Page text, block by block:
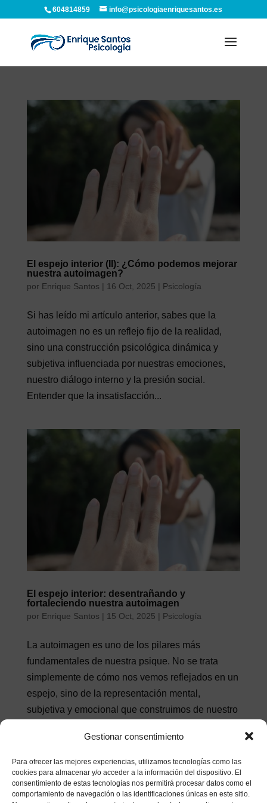
Gestionar consentimiento
Para ofrecer las mejores experiencias, utilizamos tecnologías como las
cookies para almacenar y/o acceder a la información del dispositivo. El
consentimiento de estas tecnologías nos permitirá procesar datos como el
comportamiento de navegación o las identificaciones únicas en este sitio.
604814859 info@psicologiaenriquesantos.es
El espejo interior (II): ¿Cómo podemos mejorar
nuestra autoimagen?
por Enrique Santos | 16 Oct, 2025 | Psicología
Si has leído mi artículo anterior, sabes que la
autoimagen no es un reflejo fijo de la realidad,
sino una construcción psicológica dinámica y
subjetiva influenciada por nuestras emociones,
nuestro diálogo interno y la presión social.
Entender que la insatisfacción...
El espejo interior: desentrañando y
fortaleciendo nuestra autoimagen
por Enrique Santos | 15 Oct, 2025 | Psicología
La autoimagen es uno de los pilares más
fundamentales de nuestra psique. No se trata
simplemente de cómo nos vemos reflejados en un
espejo, sino de la representación mental,
subjetiva y emocional que construimos de nuestro
Buscar